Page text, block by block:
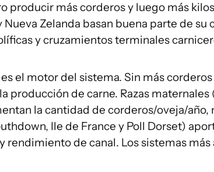
producir más corderos y luego más
Nueva Zelanda basan buena parte de
y cruzamientos terminales
el motor del sistema. Sin más
producción de carne. Razas
la cantidad de corderos/oveja/año,
Ile de France y Poll Dorset)
rendimiento de canal. Los sistemas más